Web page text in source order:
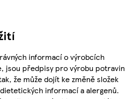
informací o výrobcích
jsou předpisy pro výrobu potravin
že může dojít ke změně složek
informací a alergenů.